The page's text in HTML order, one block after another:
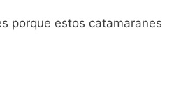
porque estos catamaranes